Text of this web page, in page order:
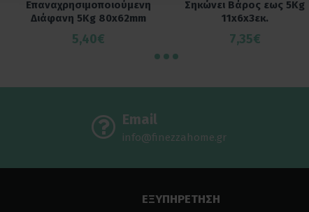
Επαναχρησιμοποιούμενη
Διάφανη 5Kg 80x62mm
5,40€
Σηκώνει Βάρος εως 5Kg
11x6x3εκ.
7,35€
Email
info@finezzahome.gr
ΕΞΥΠΗΡΕΤΗΣΗ